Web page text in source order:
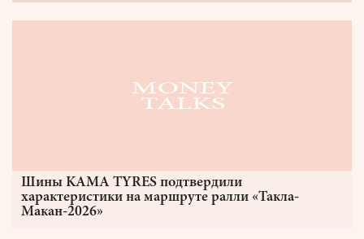
Шины KAMA TYRES подтвердили
характеристики на маршруте ралли «Такла-
Макан-2026»